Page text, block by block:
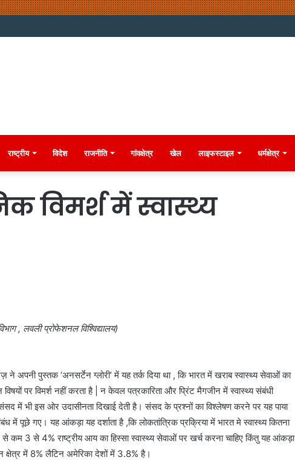
राष्ट्रीय विदेश राजनीति गांवक्षेत्र खेल लाइफस्टाइल धर्मक्षेत्र
विमर्श में स्वास्थ्य
, लवली प्रोफेशनल विश्विद्यालय)
अपनी पुस्तक ‘अनसर्टेन ग्लोरी’ में यह तर्क दिया था , कि भारत में खराब स्वास्थ्य सेवाओं का
पर विमर्श नहीं करता है | न केवल पत्रकारिता और प्रिंट मैगजीन में स्वास्थ्य संबंधी
में भी इस ओर उदासीनता दिखाई देती है। संसद के प्रश्नों का विश्लेषण करने पर यह पाया
में पूछे गए। यह आंकड़ा यह दर्शाता है ,कि लोकतांत्रिक प्रक्रिया में भारत मे स्वास्थ्य कितना
कम 3 से 4% राष्ट्रीय आय का हिस्सा स्वास्थ्य सेवाओं पर खर्च करना चाहिए किंतु यह आंकड़ा
में 8% लैटिन अमेरिका देशों में 3.8% है।